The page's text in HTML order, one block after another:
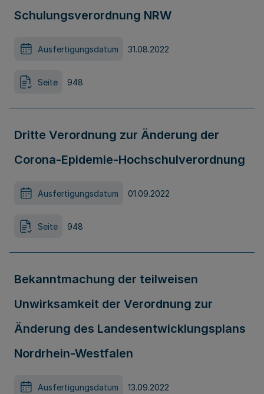
Schulungsverordnung NRW
Ausfertigungsdatum 31.08.2022
Seite 948
Dritte Verordnung zur Änderung der
Corona-Epidemie-Hochschulverordnung
Ausfertigungsdatum 01.09.2022
Seite 948
Bekanntmachung der teilweisen
Unwirksamkeit der Verordnung zur
Änderung des Landesentwicklungsplans
Nordrhein-Westfalen
Ausfertigungsdatum 13.09.2022